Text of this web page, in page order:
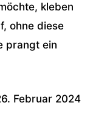
kleben
ohne diese
prangt ein
Februar 2024